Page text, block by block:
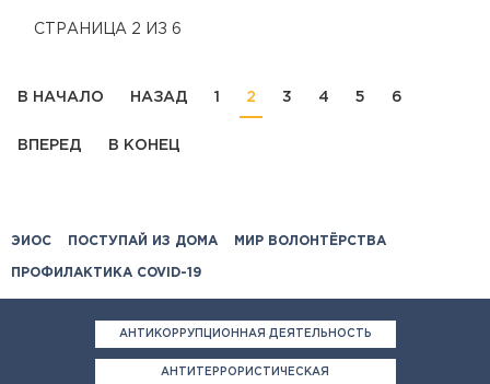
СТРАНИЦА 2 ИЗ 6
В НАЧАЛО НАЗАД 1 2 3 4 5 6
ВПЕРЕД В КОНЕЦ
ЭИОС ПОСТУПАЙ ИЗ ДОМА МИР ВОЛОНТЁРСТВА
ПРОФИЛАКТИКА COVID-19
АНТИКОРРУПЦИОННАЯ ДЕЯТЕЛЬНОСТЬ
АНТИТЕРРОРИСТИЧЕСКАЯ